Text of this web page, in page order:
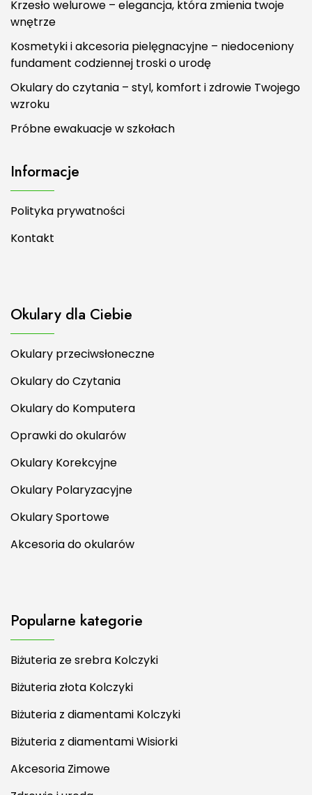
Krzesło welurowe – elegancja, która zmienia twoje
wnętrze
Kosmetyki i akcesoria pielęgnacyjne – niedoceniony
fundament codziennej troski o urodę
Okulary do czytania – styl, komfort i zdrowie Twojego
wzroku
Próbne ewakuacje w szkołach
Informacje
Polityka prywatności
Kontakt
Okulary dla Ciebie
Okulary przeciwsłoneczne
Okulary do Czytania
Okulary do Komputera
Oprawki do okularów
Okulary Korekcyjne
Okulary Polaryzacyjne
Okulary Sportowe
Akcesoria do okularów
Popularne kategorie
Biżuteria ze srebra Kolczyki
Biżuteria złota Kolczyki
Biżuteria z diamentami Kolczyki
Biżuteria z diamentami Wisiorki
Akcesoria Zimowe